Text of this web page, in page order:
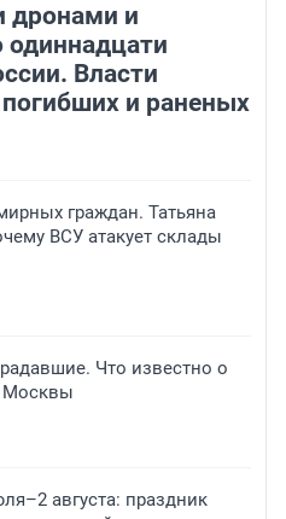
дронами и
одиннадцати
Власти
и раненых
граждан. Татьяна
ВСУ атакует склады
Что известно о
Москвы
августа: праздник